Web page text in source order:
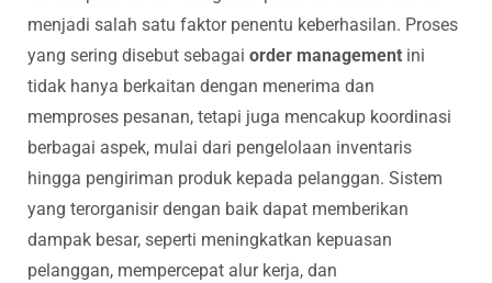
menjadi salah satu faktor penentu keberhasilan. Proses
yang sering disebut sebagai order management ini
tidak hanya berkaitan dengan menerima dan
memproses pesanan, tetapi juga mencakup koordinasi
berbagai aspek, mulai dari pengelolaan inventaris
hingga pengiriman produk kepada pelanggan. Sistem
yang terorganisir dengan baik dapat memberikan
dampak besar, seperti meningkatkan kepuasan
pelanggan, mempercepat alur kerja, dan